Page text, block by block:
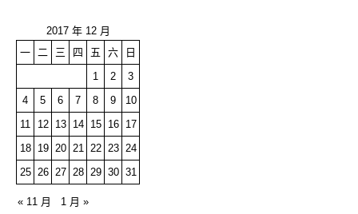
2017 年 12 月
一 二 三 四 五 六
日
1
2
3
4
5 6 7 8 9
10
11
12 13 14 15 16
17
18
19 20 21 22 23 24
25 26 27 28 29 30 31
« 11 月 1 月 »